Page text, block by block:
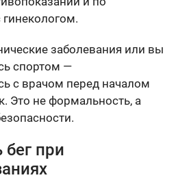
заболевания или вы
спортом —
с врачом перед началом
Это не формальность, а
при